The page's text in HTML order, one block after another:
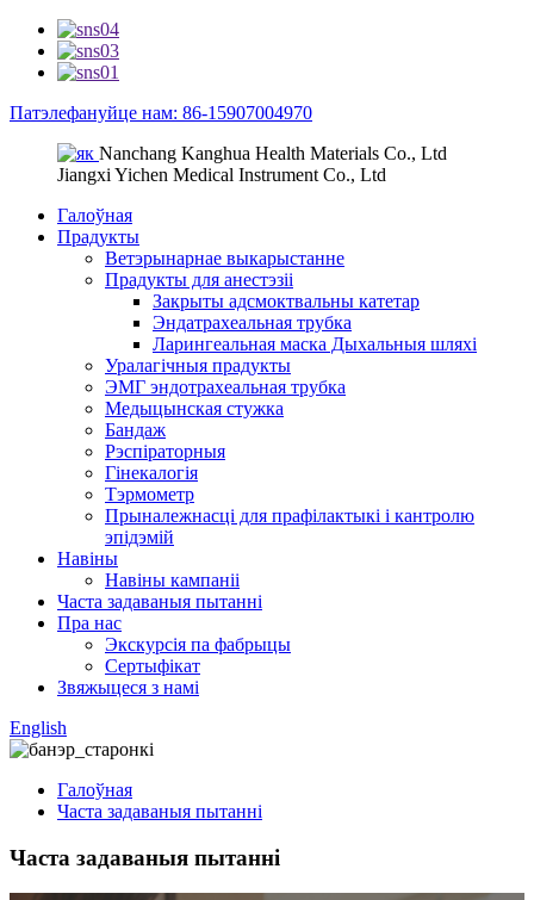
Патэлефануйце нам: 86-15907004970
Nanchang Kanghua Health Materials Co., Ltd
Jiangxi Yichen Medical Instrument Co., Ltd
Галоўная
Прадукты
Ветэрынарнае выкарыстанне
Прадукты для анестэзіі
Закрыты адсмоктвальны катетар
Эндатрахеальная трубка
Ларингеальная маска Дыхальныя шляхі
Уралагічныя прадукты
ЭМГ эндотрахеальная трубка
Медыцынская стужка
Бандаж
Рэспіраторныя
Гінекалогія
Тэрмометр
Прыналежнасці для прафілактыкі і кантролю
эпідэмій
Навіны
Навіны кампаніі
Часта задаваныя пытанні
Пра нас
Экскурсія па фабрыцы
Сертыфікат
Звяжыцеся з намі
English
Галоўная
Часта задаваныя пытанні
Часта задаваныя пытанні